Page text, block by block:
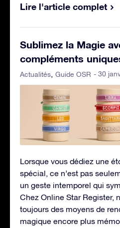
Lire l'article complet
Sublimez la Magie
compléments
Actualités Guide OSR - 30
Lorsque vous dédiez une
spécial, ce n’est pas
un geste intemporel qui
Chez Online Star Register,
toujours des moyens de
magique encore plus